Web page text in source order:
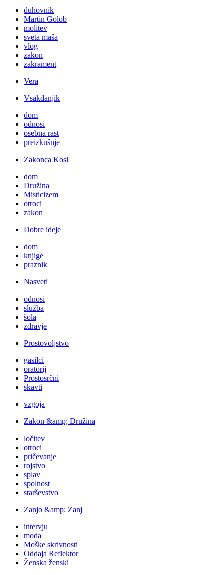
duhovnik
Martin Golob
molitev
sveta maša
vlog
zakon
zakrament
Vera
Vsakdanjik
dom
odnosi
osebna rast
preizkušnje
Zakonca Kosi
dom
Družina
Misticizem
otroci
zakon
Dobre ideje
dom
knjige
praznik
Nasveti
odnosi
služba
šola
zdravje
Prostovoljstvo
gasilci
oratorij
Prostosrčni
skavti
vzgoja
Zakon &amp; Družina
ločitev
otroci
pričevanje
rojstvo
splav
spolnost
starševstvo
Zanjo &amp; Zanj
intervju
moda
Moške skrivnosti
Oddaja Reflektor
Ženska ženski